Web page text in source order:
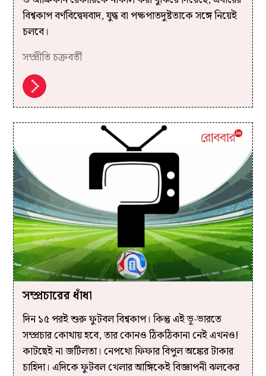
বিশ্বকাপ বর্ণবিদ্বেষবাদ, যুদ্ধ বা পক্ষপাতদুষ্টতাকে সঙ্গে নিয়েই
চলবে।
সম্প্রীতি চক্রবর্তী
সম্প্রচারের ধাঁধা
দিন ১৫ পরই শুরু ফুটবল বিশ্বকাপ। কিন্তু এই ভূ-ভারতে
সম্প্রচার কোথায় হবে, তার কোনও ঠিকঠিকানা নেই এখনও!
কাটছেই না জটিলতা। নেপথ্যে ফিফার বিপুল অঙ্কের টাকার
চাহিদা। এদিকে ফুটবল খেলার আঙ্গিকেই বিজ্ঞাপনী ঝলকের